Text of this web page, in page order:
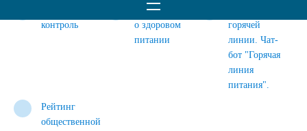
контроль
Информация
о здоровом
питании
горячей
линии. Чат-
бот "Горячая
линия
питания".
Рейтинг
общественной